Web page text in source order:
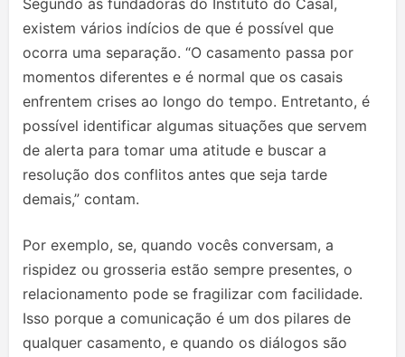
Segundo as fundadoras do Instituto do Casal,
existem vários indícios de que é possível que
ocorra uma separação. “O casamento passa por
momentos diferentes e é normal que os casais
enfrentem crises ao longo do tempo. Entretanto, é
possível identificar algumas situações que servem
de alerta para tomar uma atitude e buscar a
resolução dos conflitos antes que seja tarde
demais,” contam.
Por exemplo, se, quando vocês conversam, a
rispidez ou grosseria estão sempre presentes, o
relacionamento pode se fragilizar com facilidade.
Isso porque a comunicação é um dos pilares de
qualquer casamento, e quando os diálogos são